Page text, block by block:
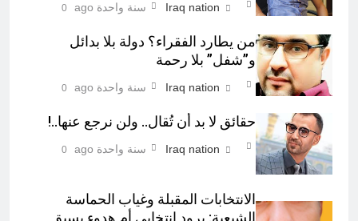
Iraq nation سنة واحدة ago 0
من يطارد الفقراء؟ دولة بلا بدائل
و”شفل” بلا رحمة
Iraq nation سنة واحدة ago 0
حقائق لا بد أن تُقال.. ولن نرجع عنها..!
Iraq nation سنة واحدة ago 0
الانتخابات المقبلة وغياب الحماسة